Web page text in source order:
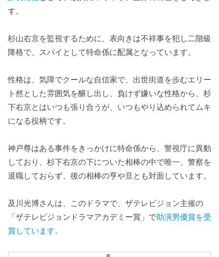
す。
杉山右京を監視するために、表向きは不祥事を犯し二階級
降格で、スパイとして特命係に配属となっています。
性格は、気障でクールな自信家で、出世街道を歩むエリー
ト然とした雰囲気を醸し出し、負けず嫌いな性格から、杉
下右京とはいつも張り合うが、いつもやり込められてムキ
になる役柄です。
神戸尊はある事件をきっかけに特命係から、警視庁に異動
しており、杉下右京の下についた相棒の中で唯一、警察を
退職しておらず、後の相棒の亨や亘とも対面しています。
及川光博さんは、このドラマで、ザテレビジョン主催の
「ザテレビジョンドラマアカデミー賞」で助演男優賞を受
賞しています。